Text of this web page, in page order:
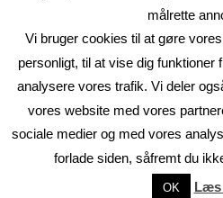
On2Net Link
The Magazine Basic Theme
målrette
Vi bruger cookies til at gøre
personligt, til at vise dig funktioner
analysere vores trafik. Vi deler
vores website med vores
sociale medier og med vores
forlade siden, såfremt du
OK Læs